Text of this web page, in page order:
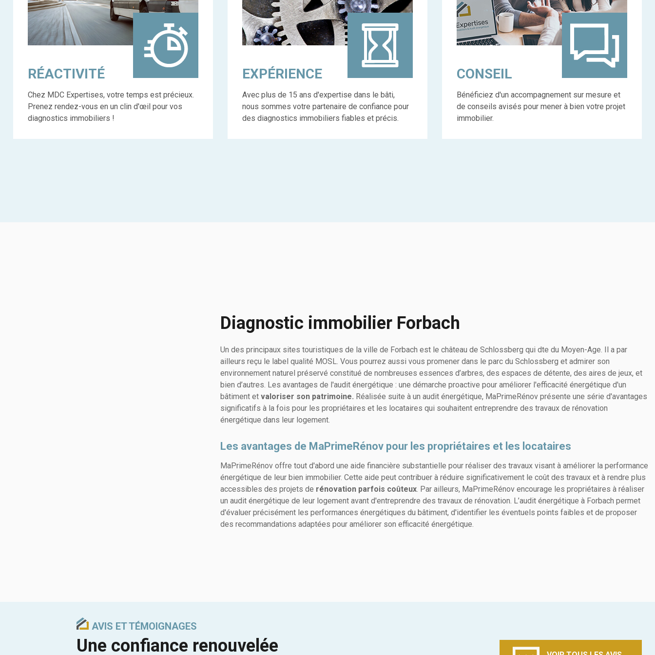
RÉACTIVITÉ
Chez MDC Expertises, votre temps est précieux.
Prenez rendez-vous en un clin d'œil pour vos
diagnostics immobiliers !
EXPÉRIENCE
Avec plus de 15 ans d'expertise dans le bâti,
nous sommes votre partenaire de confiance pour
des diagnostics immobiliers fiables et précis.
CONSEIL
Bénéficiez d'un accompagnement sur mesure et
de conseils avisés pour mener à bien votre projet
immobilier.
Diagnostic immobilier Forbach
Un des principaux sites touristiques de la ville de Forbach est le château de Schlossberg qui dte du Moyen-Age. Il a par
ailleurs reçu le label qualité MOSL. Vous pourrez aussi vous promener dans le parc du Schlossberg et admirer son
environnement naturel préservé constitué de nombreuses essences d’arbres, des espaces de détente, des aires de jeux, et
bien d’autres. Les avantages de l'audit énergétique : une démarche proactive pour améliorer l'efficacité énergétique d'un
bâtiment et valoriser son patrimoine. Réalisée suite à un audit énergétique, MaPrimeRénov présente une série d'avantages
significatifs à la fois pour les propriétaires et les locataires qui souhaitent entreprendre des travaux de rénovation
énergétique dans leur logement.
Les avantages de MaPrimeRénov pour les propriétaires et les locataires
MaPrimeRénov offre tout d'abord une aide financière substantielle pour réaliser des travaux visant à améliorer la performance
énergétique de leur bien immobilier. Cette aide peut contribuer à réduire significativement le coût des travaux et à rendre plus
accessibles des projets de rénovation parfois coûteux. Par ailleurs, MaPrimeRénov encourage les propriétaires à réaliser
un audit énergétique de leur logement avant d'entreprendre des travaux de rénovation. L’audit énergétique à Forbach permet
d'évaluer précisément les performances énergétiques du bâtiment, d'identifier les éventuels points faibles et de proposer
des recommandations adaptées pour améliorer son efficacité énergétique.
AVIS ET TÉMOIGNAGES
Une confiance renouvelée